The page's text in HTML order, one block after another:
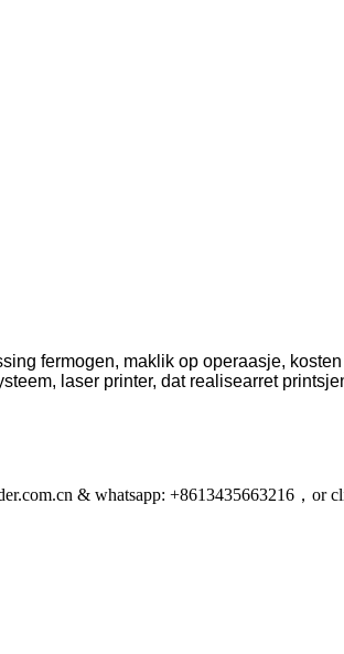
fermogen, maklik op operaasje,
laser printer, dat realisearret
& whatsapp: +8613435663216，or